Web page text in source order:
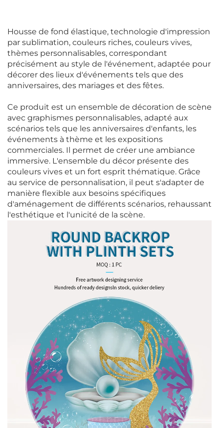
Housse de fond élastique, technologie d'impression
par sublimation, couleurs riches, couleurs vives,
thèmes personnalisables, correspondant
précisément au style de l'événement, adaptée pour
décorer des lieux d'événements tels que des
anniversaires, des mariages et des fêtes.
Ce produit est un ensemble de décoration de scène
avec graphismes personnalisables, adapté aux
scénarios tels que les anniversaires d'enfants, les
événements à thème et les expositions
commerciales. Il permet de créer une ambiance
immersive. L'ensemble du décor présente des
couleurs vives et un fort esprit thématique. Grâce
au service de personnalisation, il peut s'adapter de
manière flexible aux besoins spécifiques
d'aménagement de différents scénarios, rehaussant
l'esthétique et l'unicité de la scène.